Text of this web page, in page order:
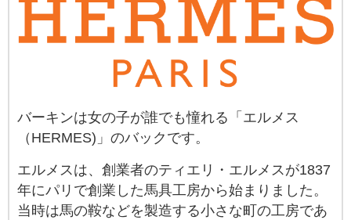
バーキンは女の子が誰でも憧れる「エルメス
（HERMES)」のバックです。
エルメスは、創業者のティエリ・エルメスが1837
年にパリで創業した馬具工房から始まりました。
当時は馬の鞍などを製造する小さな町の工房であ